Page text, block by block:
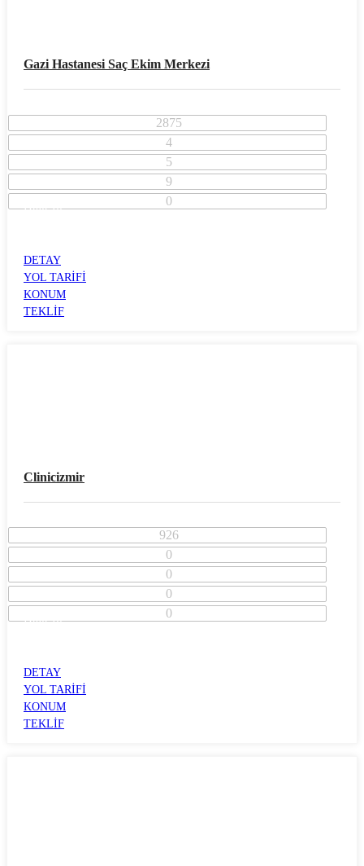
Gazi Hastanesi Saç Ekim Merkezi
2875
4
5
9
0
İzmir İli
DETAY
YOL TARİFİ
KONUM
TEKLİF
Clinicizmir
926
0
0
0
0
İzmir İli
DETAY
YOL TARİFİ
KONUM
TEKLİF